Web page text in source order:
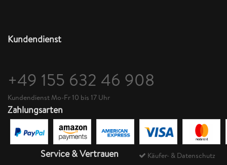
Kundendienst
+49 155 632 46 908
Kundendienst Mo-Fr 10 bis 17 Uhr
Zahlungsarten
Service & Vertrauen
Käufer- & Datenschutz